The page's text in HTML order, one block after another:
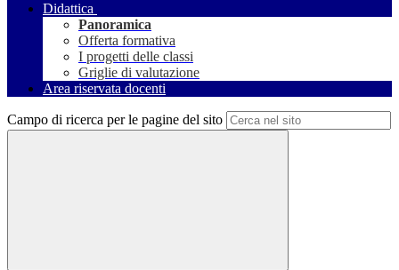
Didattica
Panoramica
Offerta formativa
I progetti delle classi
Griglie di valutazione
Area riservata docenti
Campo di ricerca per le pagine del sito